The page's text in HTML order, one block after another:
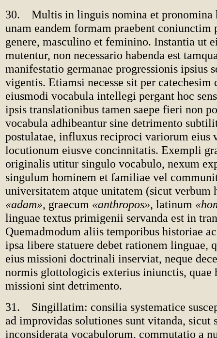
30. Multis in linguis nomina et pronomina
unam eandem formam praebent coniunctim
genere, masculino et feminino. Instantia ut
mutentur, non necessario habenda est
manifestatio germanae progressionis ipsius
vigentis. Etiamsi necesse sit per catechesim
eiusmodi vocabula intellegi pergant hoc
ipsis translationibus tamen saepe fieri non
vocabula adhibeantur sine detrimento
postulatae, influxus reciproci variorum eius
locutionum eiusve concinnitatis. Exempli
originalis utitur singulo vocabulo, nexum
singulum hominem et familiae vel
universitatem atque unitatem (sicut verbum
«adam», graecum «anthropos», latinum
linguae textus primigenii servanda est in
Quemadmodum aliis temporibus historiae
ipsa libere statuere debet rationem linguae,
eius missioni doctrinali inserviat, neque
normis glottologicis exterius iniunctis, quae
missioni sint detrimento.
31. Singillatim: consilia systematice
ad improvidas solutiones sunt vitanda, sicut
inconsiderata vocabulorum, commutatio a